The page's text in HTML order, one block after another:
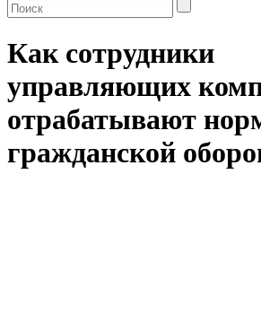
Как сотрудники
управляющих
отрабатывают
гражданской